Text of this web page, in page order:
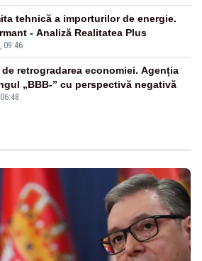
09:46
tehnică a importurilor de energie.
- Analiză Realitatea Plus
retrogradarea economiei. Agenția
„BBB-” cu perspectivă negativă